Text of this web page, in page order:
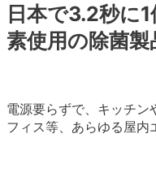
日本で3.2秒に
素使用の除菌製
電源要らずで、キッチン
フィス等、あらゆる屋内